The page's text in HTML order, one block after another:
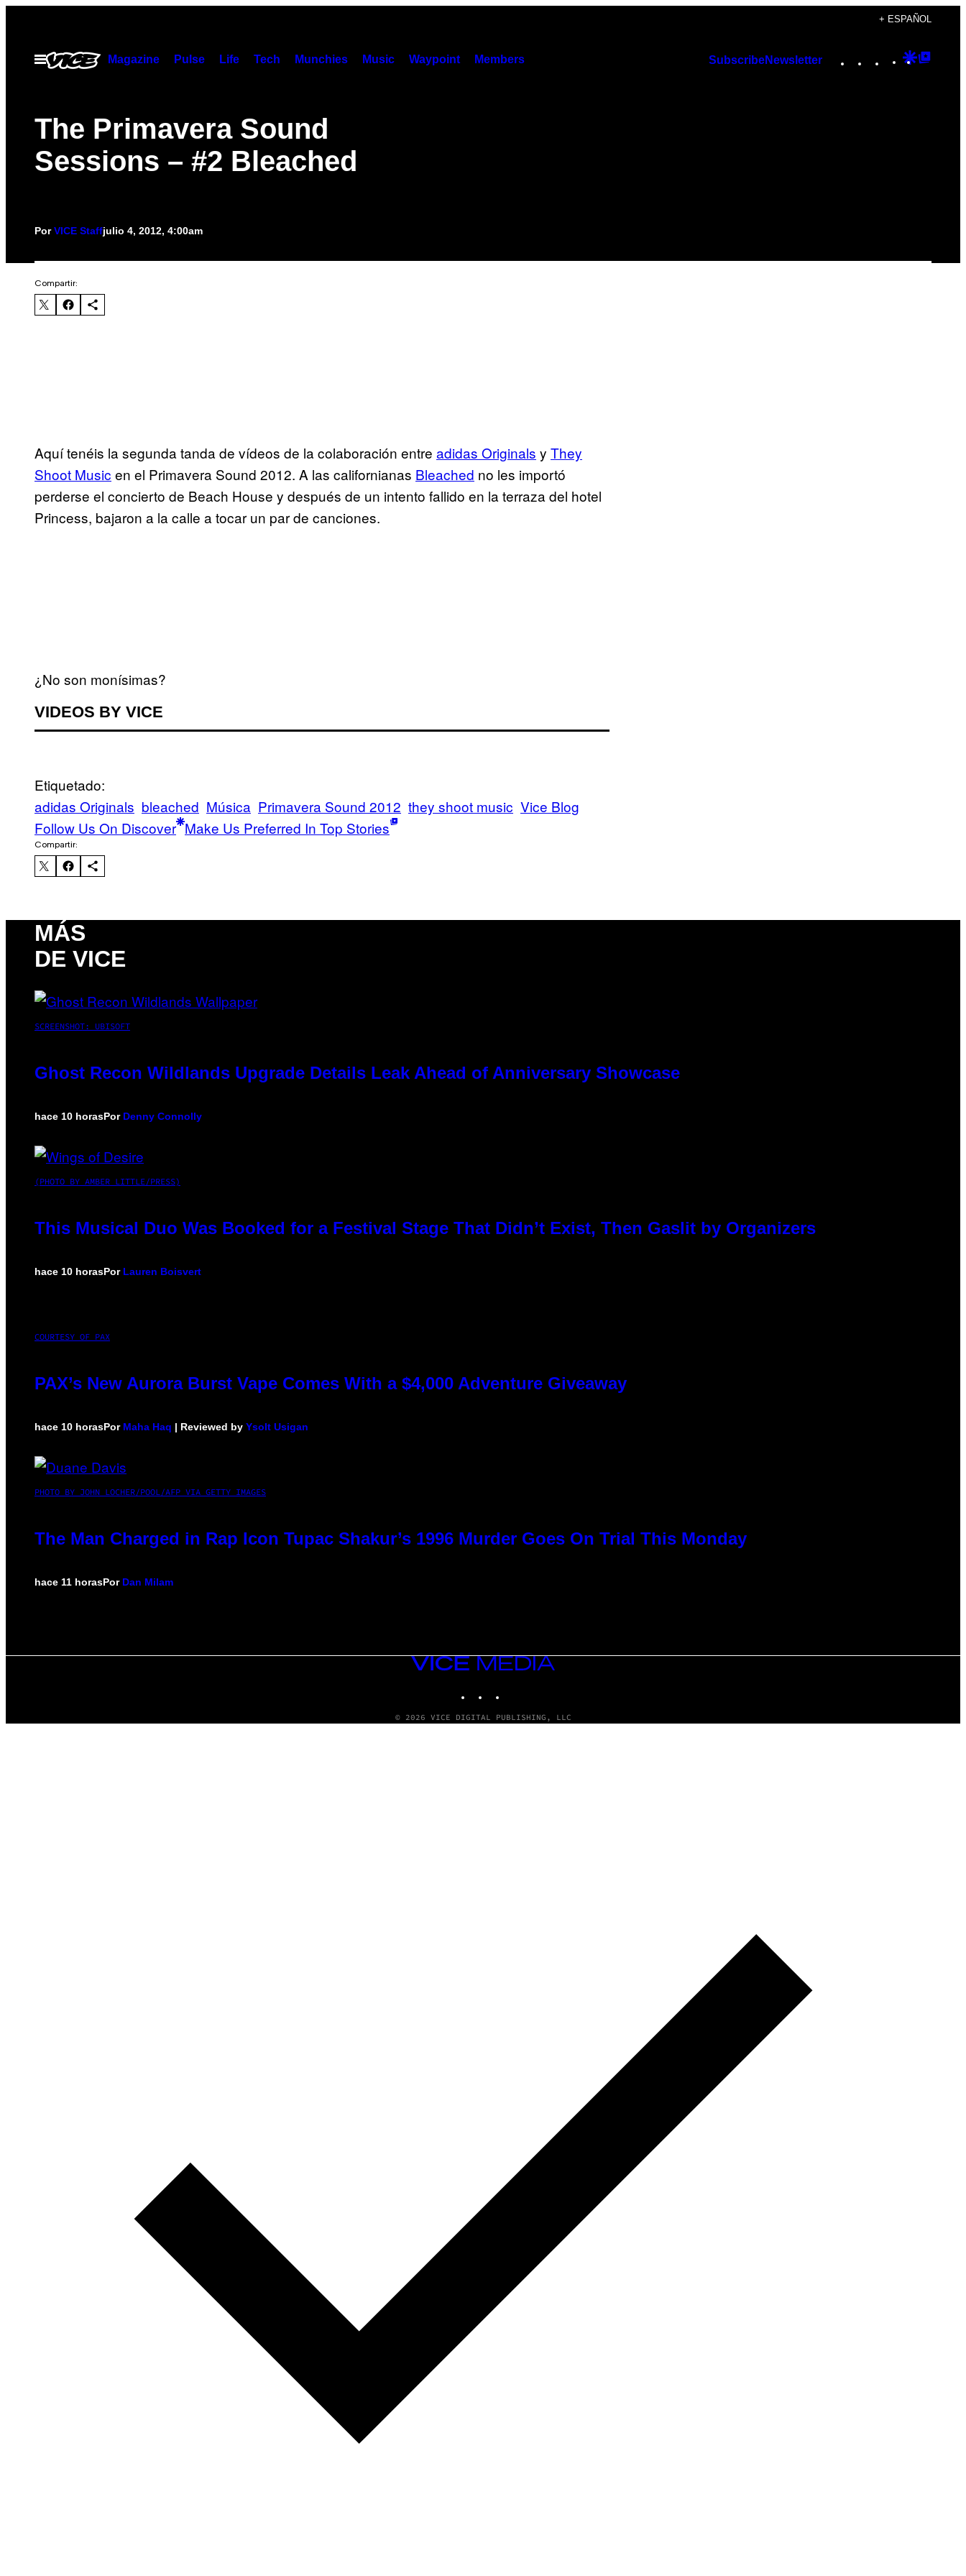
contenido
+ ESPAÑOL
Abrir
Menú
Magazine Pulse Life Tech Munchies Music Waypoint Members SubscribeNewsletter Instagram
TikTok
YouTube
Google
The Primavera Sound
Sessions – #2 Bleached
PorVICE Staffjulio 4, 2012, 4:00am
Compartir:
Aquí tenéis la segunda tanda de vídeos de la colaboración entre adidas Originals y They
Shoot Music en el Primavera Sound 2012. A las californianas Bleached no les importó
perderse el concierto de Beach House y después de un intento fallido en la terraza del hotel
Princess, bajaron a la calle a tocar un par de canciones.
¿No son monísimas?
VIDEOS BY VICE
Etiquetado:
adidas Originals bleached Música Primavera Sound 2012 they shoot music Vice Blog
Follow Us On Discover Make Us Preferred In Top Stories
Compartir:
MÁS
DE VICE
SCREENSHOT: UBISOFT
Ghost Recon Wildlands Upgrade Details Leak Ahead of Anniversary Showcase
hace 10 horasPor Denny Connolly
(PHOTO BY AMBER LITTLE/PRESS)
This Musical Duo Was Booked for a Festival Stage That Didn’t Exist, Then Gaslit by Organizers
hace 10 horasPor Lauren Boisvert
COURTESY OF PAX
PAX’s New Aurora Burst Vape Comes With a $4,000 Adventure Giveaway
hace 10 horasPor Maha Haq | Reviewed by Ysolt Usigan
PHOTO BY JOHN LOCHER/POOL/AFP VIA GETTY IMAGES
The Man Charged in Rap Icon Tupac Shakur’s 1996 Murder Goes On Trial This Monday
hace 11 horasPor Dan Milam
VICE
MEDIA
© 2026 VICE DIGITAL PUBLISHING, LLC